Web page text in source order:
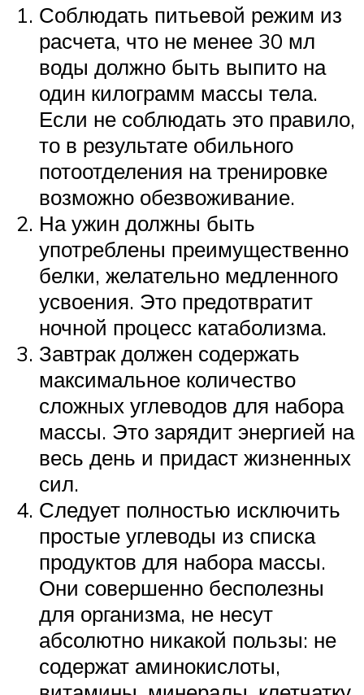
Соблюдать питьевой режим из
расчета, что не менее 30 мл
воды должно быть выпито на
один килограмм массы тела.
Если не соблюдать это правило,
то в результате обильного
потоотделения на тренировке
возможно обезвоживание.
На ужин должны быть
употреблены преимущественно
белки, желательно медленного
усвоения. Это предотвратит
ночной процесс катаболизма.
Завтрак должен содержать
максимальное количество
сложных углеводов для набора
массы. Это зарядит энергией на
весь день и придаст жизненных
сил.
Следует полностью исключить
простые углеводы из списка
продуктов для набора массы.
Они совершенно бесполезны
для организма, не несут
абсолютно никакой пользы: не
содержат аминокислоты,